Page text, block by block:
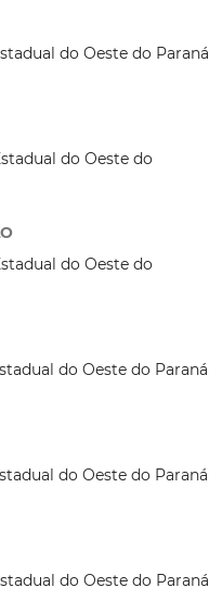
do Oeste do Paraná
do Oeste do
do Oeste do
do Oeste do Paraná
do Oeste do Paraná
do Oeste do Paraná